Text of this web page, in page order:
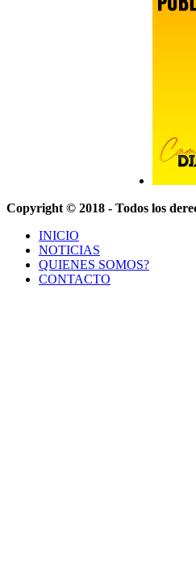
Copyright © 2018 - Todos los
INICIO
NOTICIAS
QUIENES SOMOS?
CONTACTO